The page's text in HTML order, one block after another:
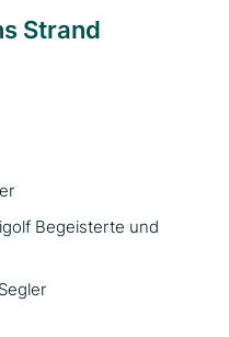
Strand
Begeisterte und